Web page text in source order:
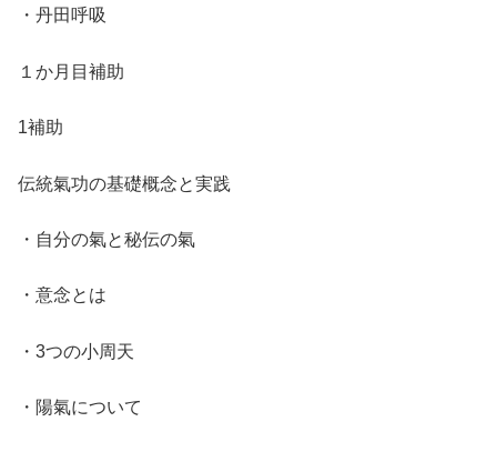
・丹田呼吸
１か月目補助
1補助
伝統氣功の基礎概念と実践
・自分の氣と秘伝の氣
・意念とは
・3つの小周天
・陽氣について